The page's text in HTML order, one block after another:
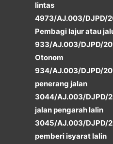
lintas
4973/AJ.003/DJPD/
Pembagi lajur atau
933/AJ.003/DJPD/
Otonom
934/AJ.003/DJPD/
penerang jalan
3044/AJ.003/DJPD/
jalan pengarah lalin
3045/AJ.003/DJPD/
pemberi isyarat lalin